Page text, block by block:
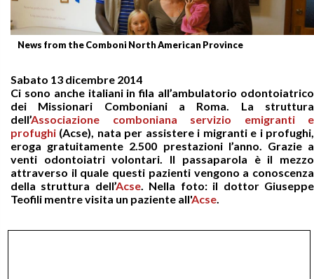
News from the Comboni North American Province
Sabato 13 dicembre 2014
Ci sono anche italiani in fila all’ambulatorio odontoiatrico
dei Missionari Comboniani a Roma. La struttura
dell’Associazione comboniana servizio emigranti e
profughi (Acse), nata per assistere i migranti e i profughi,
eroga gratuitamente 2.500 prestazioni l’anno. Grazie a
venti odontoiatri volontari. Il passaparola è il mezzo
attraverso il quale questi pazienti vengono a conoscenza
della struttura dell’Acse. Nella foto: il dottor Giuseppe
Teofili mentre visita un paziente all'Acse.